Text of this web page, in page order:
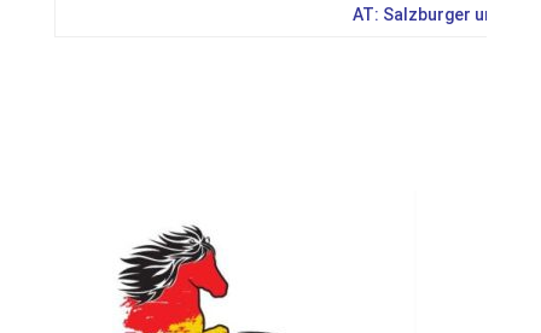
AT: Salzburger und